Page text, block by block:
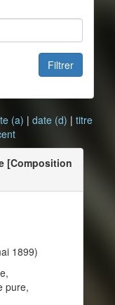
Filtrer
(a) | date (d) | titre
[Composition
1899)
pure,